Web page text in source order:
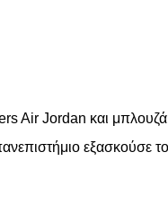
Air Jordan και
εξασκούσε